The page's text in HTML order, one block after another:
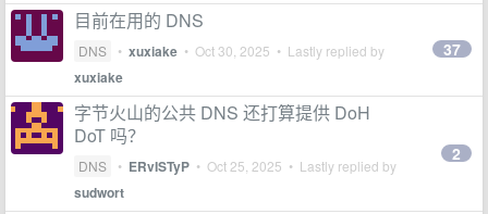
目前在用的 DNS
DNS • xuxiake • Oct 30, 2025 • Lastly replied by
xuxiake
37
字节火山的公共 DNS 还打算提供 DoH
DoT 吗？
DNS • ERvISTyP • Oct 25, 2025 • Lastly replied by
sudwort
2